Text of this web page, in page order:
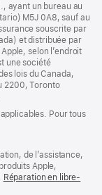
ayant un bureau au
M5J 0A8, sauf au
souscrite par
et distribuée par
selon l’endroit
une société
lois du Canada,
2200, Toronto
Pour tous
de lʼassistance,
Apple,
Réparation en libre-